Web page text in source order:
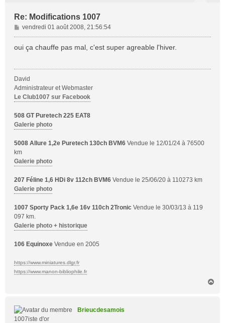
Re: Modifications 1007
M
e
s
g
e
vendredi 01 août 2008, 21:56:54
oui ça chauffe pas mal, c'est super agreable l'hiver.
David
Administrateur et Webmaster
Le Club1007 sur Facebook
508 GT Puretech 225 EAT8
Galerie photo
5008 Allure 1,2e Puretech 130ch BVM6 Vendue le 12/01/24 à 76500
km
Galerie photo
207 Féline 1,6 HDi 8v 112ch BVM6 Vendue le 25/06/20 à 110273 km
Galerie photo
1007 Sporty Pack 1,6e 16v 110ch 2Tronic Vendue le 30/03/13 à 119
097 km.
Galerie photo + historique
106 Equinoxe Vendue en 2005
https://www.miniatures.dlgr.fr
https://www.manon-bibliophile.fr
Brieucdesamois
1007iste d'or